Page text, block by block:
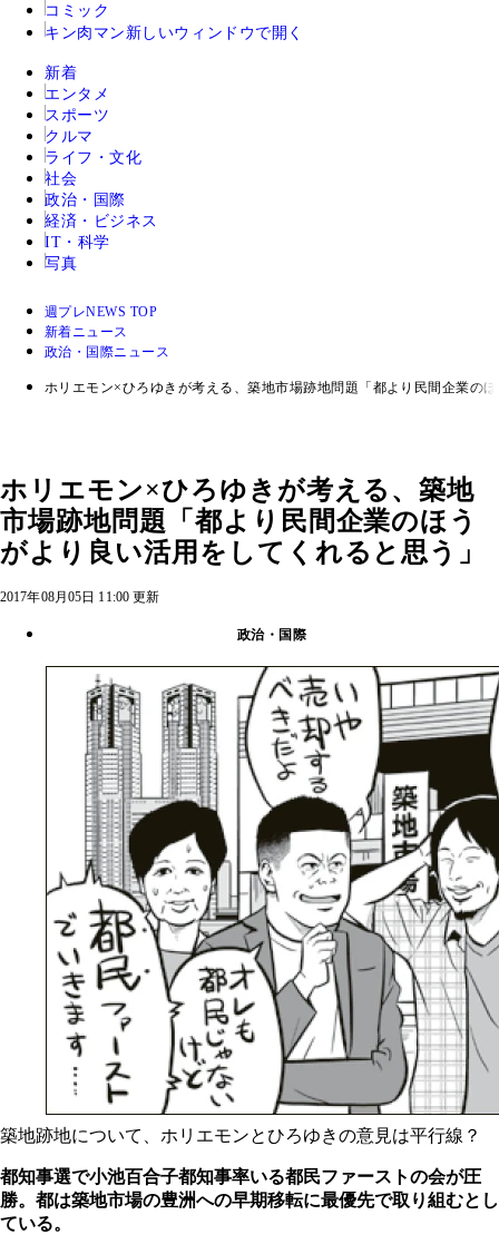
コミック
キン肉マン 新しいウィンドウで開く
新着
エンタメ
スポーツ
クルマ
ライフ・文化
社会
政治・国際
経済・ビジネス
IT・科学
写真
週プレNEWS TOP
新着ニュース
政治・国際ニュース
ホリエモン×ひろゆきが考える、築地市場跡地問題「都より民間企業の
ホリエモン×ひろゆきが考える、築地
市場跡地問題「都より民間企業のほう
がより良い活用をしてくれると思う」
2017年08月05日 11:00 更新
政治・国際
築地跡地について、ホリエモンとひろゆきの意見は平行線？
都知事選で小池百合子都知事率いる都民ファーストの会が圧
勝。都は築地市場の豊洲への早期移転に最優先で取り組むとし
ている。